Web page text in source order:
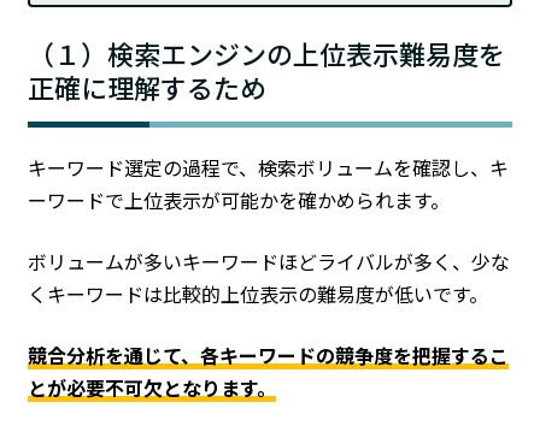
（１）検索エンジンの上位表示難易度を
正確に理解するため
キーワード選定の過程で、検索ボリュームを確認し、キ
ーワードで上位表示が可能かを確かめられます。
ボリュームが多いキーワードほどライバルが多く、少な
くキーワードは比較的上位表示の難易度が低いです。
競合分析を通じて、各キーワードの競争度を把握するこ
とが必要不可欠となります。